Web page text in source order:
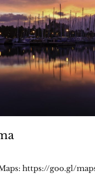
https://goo.gl/